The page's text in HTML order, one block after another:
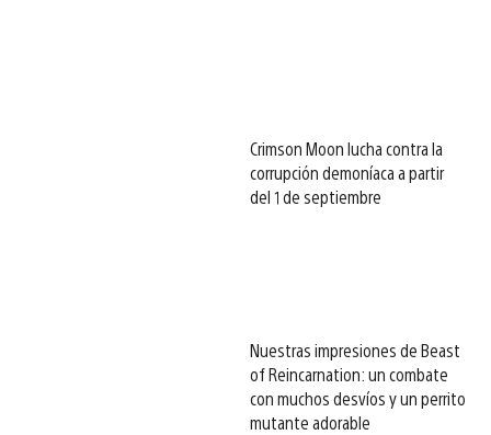
Crimson Moon lucha contra la
corrupción demoníaca a partir
del 1 de septiembre
Nuestras impresiones de Beast
of Reincarnation: un combate
con muchos desvíos y un perrito
mutante adorable